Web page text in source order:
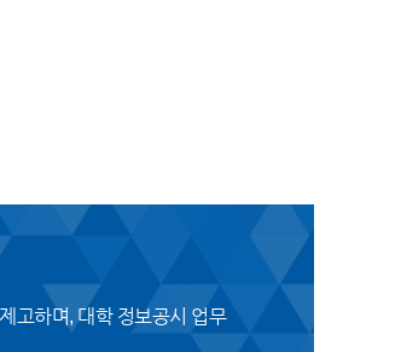
고하며, 대학 정보공시 업무